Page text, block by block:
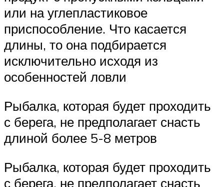
или на углепластиковое
приспособление. Что касается
длины, то она подбирается
исключительно исходя из
особенностей ловли
Рыбалка, которая будет проходить
с берега, не предполагает снасть
длиной более 5-8 метров
Рыбалка, которая будет проходить
с берега, не предполагает снасть